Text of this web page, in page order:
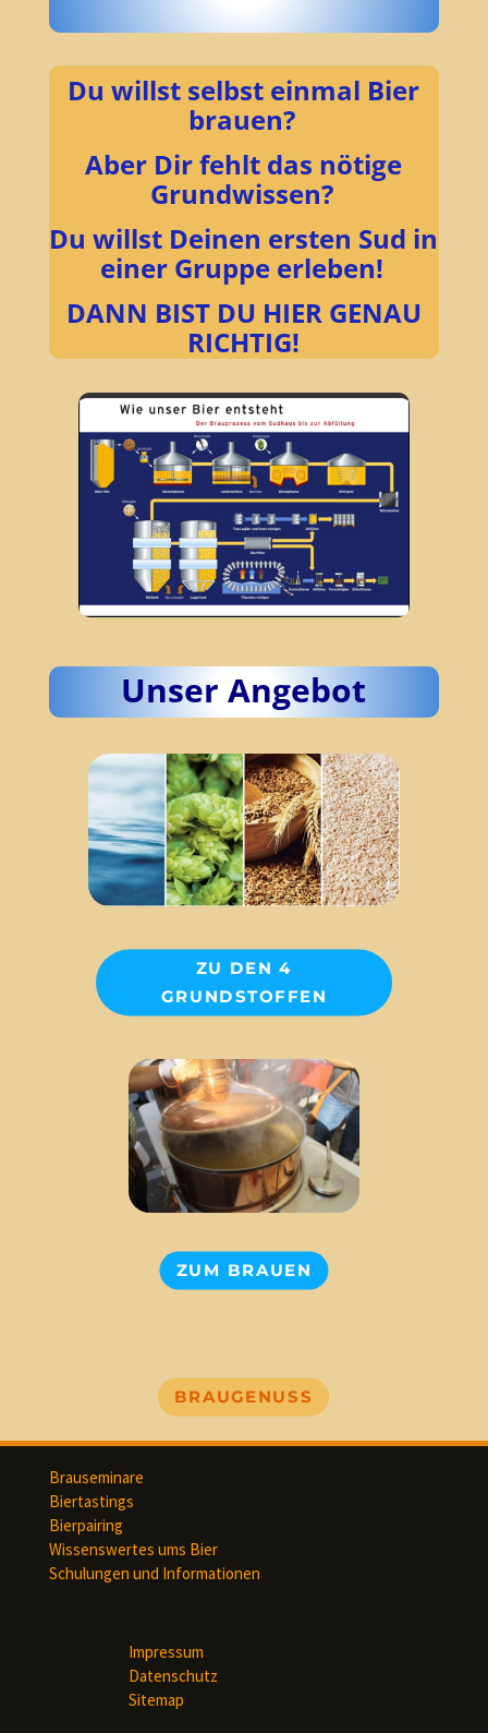
Du willst selbst einmal Bier
brauen?
Aber Dir fehlt das nötige
Grundwissen?
Du willst Deinen ersten Sud in
einer Gruppe erleben!
DANN BIST DU HIER GENAU
RICHTIG!
Unser Angebot
ZU DEN 4
GRUNDSTOFFEN
ZUM BRAUEN
BRAUGENUSS
Brauseminare
Biertastings
Bierpairing
Wissenswertes ums Bier
Schulungen und Informationen
Impressum
Datenschutz
Sitemap